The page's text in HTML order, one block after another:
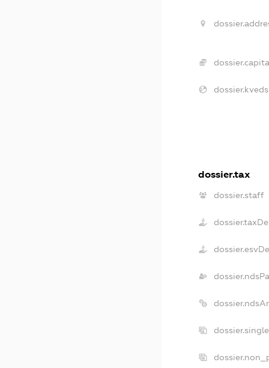
dossier.tax
dossier.staff